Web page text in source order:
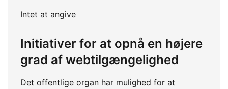
Intet at angive
Initiativer for at opnå en højere
grad af webtilgængelighed
Det offentlige organ har mulighed for at